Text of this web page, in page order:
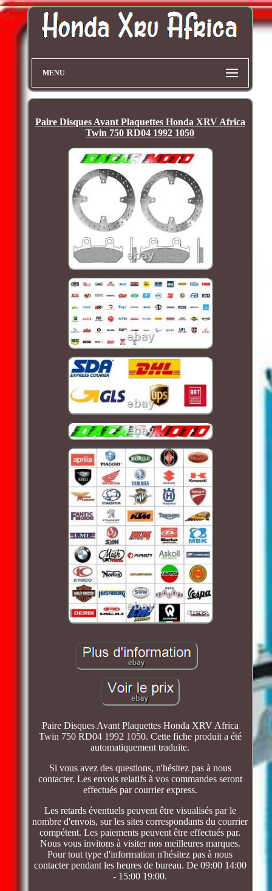
MENU
Paire Disques Avant Plaquettes Honda XRV Africa
Twin 750 RD04 1992 1050
Paire Disques Avant Plaquettes Honda XRV Africa
Twin 750 RD04 1992 1050. Cette fiche produit a été
automatiquement traduite.
Si vous avez des questions, n'hésitez pas à nous
contacter. Les envois relatifs à vos commandes seront
effectués par courrier express.
Les retards éventuels peuvent être visualisés par le
nombre d'envois, sur les sites correspondants du courrier
compétent. Les paiements peuvent être effectués par.
Nous vous invitons à visiter nos meilleures marques.
Pour tout type d'information n'hésitez pas à nous
contacter pendant les heures de bureau. De 09:00 14:00
- 15:00 19:00.